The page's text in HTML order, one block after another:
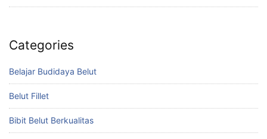
Categories
Belajar Budidaya Belut
Belut Fillet
Bibit Belut Berkualitas